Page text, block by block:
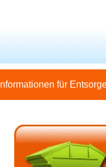
Informationen für